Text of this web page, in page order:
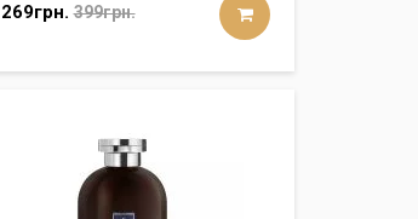
269грн. 399грн.